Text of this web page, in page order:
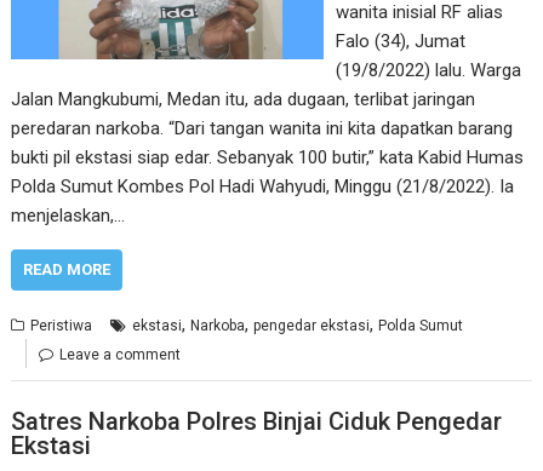
wanita inisial RF alias
Falo (34), Jumat
(19/8/2022) lalu. Warga
Jalan Mangkubumi, Medan itu, ada dugaan, terlibat jaringan
peredaran narkoba. “Dari tangan wanita ini kita dapatkan barang
bukti pil ekstasi siap edar. Sebanyak 100 butir,” kata Kabid Humas
Polda Sumut Kombes Pol Hadi Wahyudi, Minggu (21/8/2022). Ia
menjelaskan,…
READ MORE
Peristiwa ekstasi,Narkoba,pengedar ekstasi,Polda Sumut
Leave a comment
Satres Narkoba Polres Binjai Ciduk Pengedar
Ekstasi